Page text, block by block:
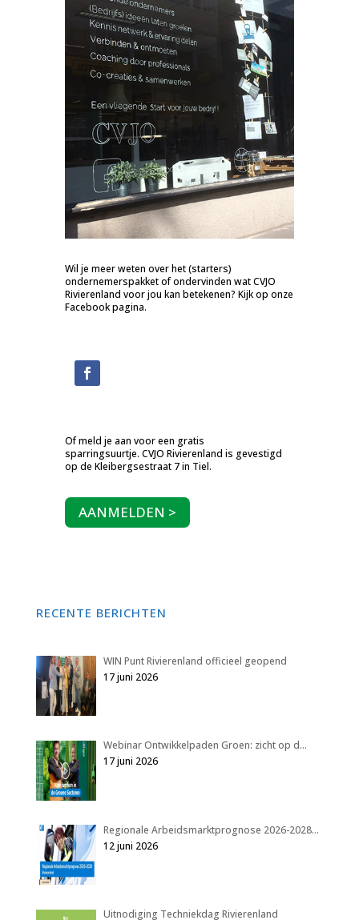
Wil je meer weten over het (starters)
ondernemerspakket of ondervinden wat CVJO
Rivierenland voor jou kan betekenen? Kijk op onze
Facebook pagina.
Of meld je aan voor een gratis
sparringsuurtje. CVJO Rivierenland is gevestigd
op de Kleibergsestraat 7 in Tiel.
AANMELDEN >
RECENTE BERICHTEN
WIN Punt Rivierenland officieel geopend
17 juni 2026
Webinar Ontwikkelpaden Groen: zicht op d…
17 juni 2026
Regionale Arbeidsmarktprognose 2026-2028…
12 juni 2026
Uitnodiging Techniekdag Rivierenland